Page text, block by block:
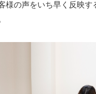
様の声をいち早く反映す